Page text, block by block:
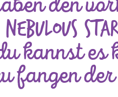
Nebulous
kannst
fangen